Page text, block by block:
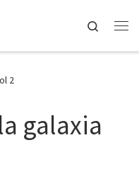
Search
2
galaxia